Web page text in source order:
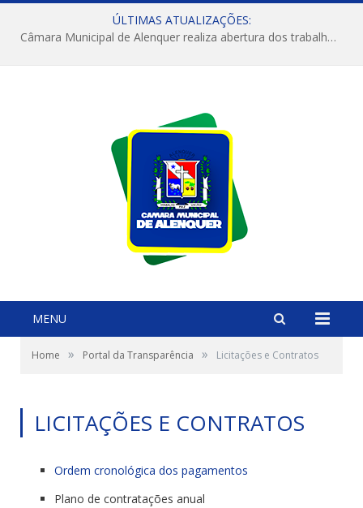
ÚLTIMAS ATUALIZAÇÕES:
Câmara Municipal de Alenquer realiza abertura dos trabalhos do 4º Período Legislativo
MENU
Home » Portal da Transparência » Licitações e Contratos
LICITAÇÕES E CONTRATOS
Ordem cronológica dos pagamentos
Plano de contratações anual